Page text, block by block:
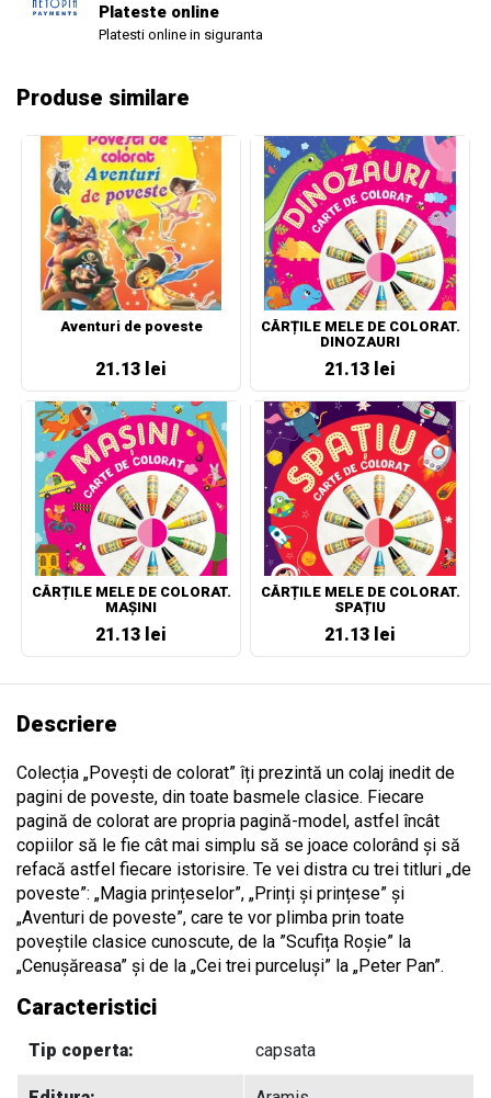
Plateste online
Platesti online in siguranta
Produse similare
Aventuri de poveste
21.13 lei
CĂRȚILE MELE DE COLORAT.
DINOZAURI
21.13 lei
CĂRȚILE MELE DE COLORAT.
MAȘINI
21.13 lei
CĂRȚILE MELE DE COLORAT.
SPAȚIU
21.13 lei
Descriere
Colecția „Povești de colorat” îți prezintă un colaj inedit de
pagini de poveste, din toate basmele clasice. Fiecare
pagină de colorat are propria pagină-model, astfel încât
copiilor să le fie cât mai simplu să se joace colorând și să
refacă astfel fiecare istorisire. Te vei distra cu trei titluri „de
poveste”: „Magia prințeselor”, „Prinți și prințese” și
„Aventuri de poveste”, care te vor plimba prin toate
poveștile clasice cunoscute, de la ”Scufița Roșie” la
„Cenușăreasa” și de la „Cei trei purceluși” la „Peter Pan”.
Caracteristici
Tip coperta: capsata